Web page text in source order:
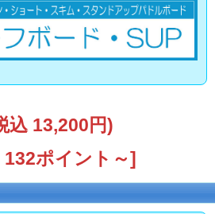
込 13,200円)
ポイント～]